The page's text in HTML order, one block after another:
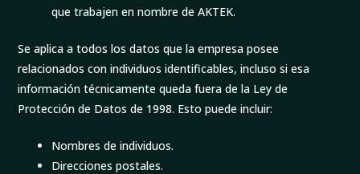
que trabajen en nombre de AKTEK.
Se aplica a todos los datos que la empresa posee
relacionados con individuos identificables, incluso si esa
información técnicamente queda fuera de la Ley de
Protección de Datos de 1998. Esto puede incluir:
Nombres de individuos.
Direcciones postales.